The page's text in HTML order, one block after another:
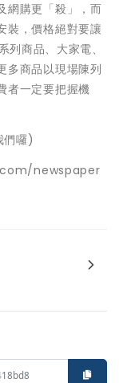
網購更「殺」，而
裝，價格絕對要讓
商品、大家電、
多商品以現場陳列
者一定要把握機
們囉)
newspaper